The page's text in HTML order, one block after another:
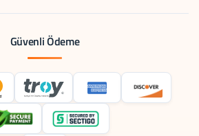
Güvenli Ödeme